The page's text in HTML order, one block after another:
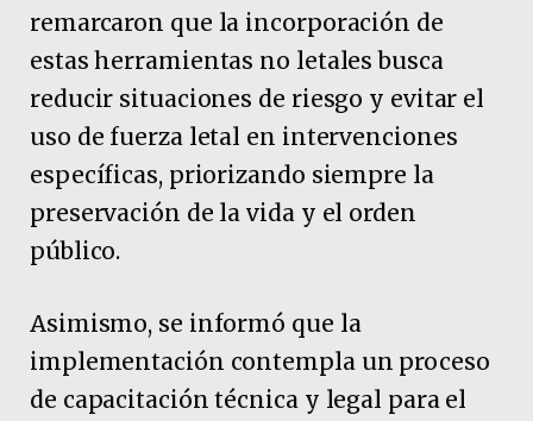
remarcaron que la incorporación de
estas herramientas no letales busca
reducir situaciones de riesgo y evitar el
uso de fuerza letal en intervenciones
específicas, priorizando siempre la
preservación de la vida y el orden
público.
Asimismo, se informó que la
implementación contempla un proceso
de capacitación técnica y legal para el